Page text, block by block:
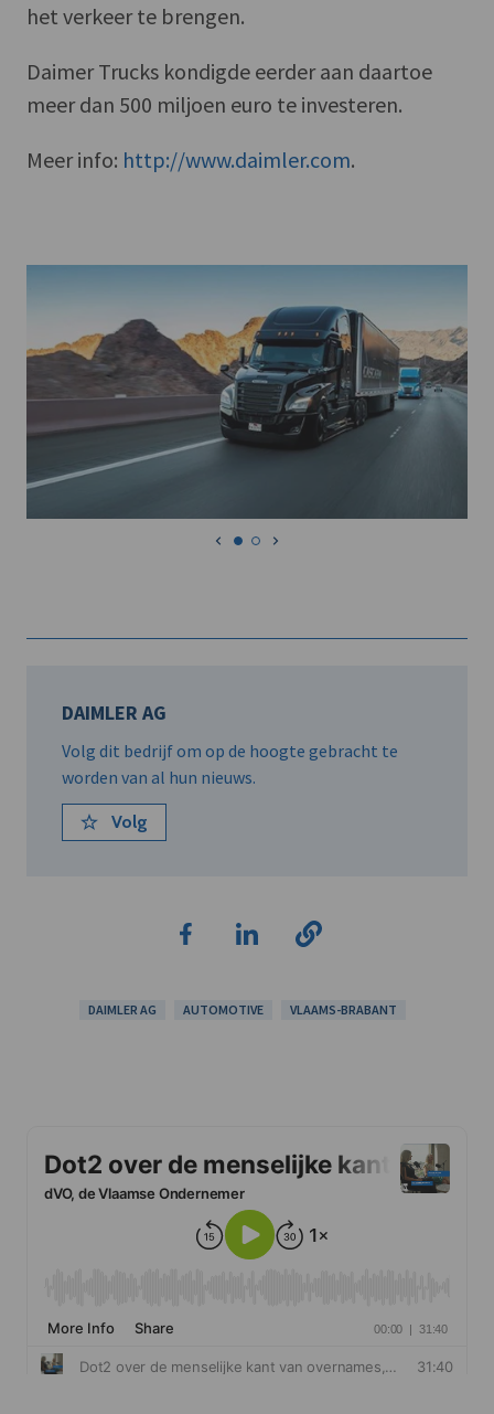
het verkeer te brengen.
Daimer Trucks kondigde eerder aan daartoe
meer dan 500 miljoen euro te investeren.
Meer info: http://www.daimler.com.
DAIMLER AG
Volg dit bedrijf om op de hoogte gebracht te
worden van al hun nieuws.
Volg
DAIMLER AG AUTOMOTIVE VLAAMS-BRABANT